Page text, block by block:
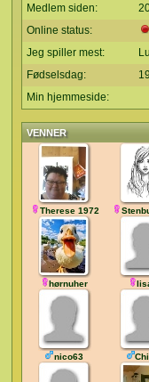
Medlem siden:
Online status:
Jeg spiller mest:
Fødselsdag:
Min hjemmeside:
VENNER
Therese 1972
hørnuher
nico63